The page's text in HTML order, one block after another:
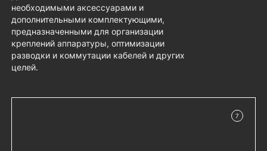
необходимыми аксессуарами и
дополнительными комплектующими,
предназначенными для организации
креплений аппаратуры, оптимизации
разводки и коммутации кабелей и других
целей.
в наличии
7